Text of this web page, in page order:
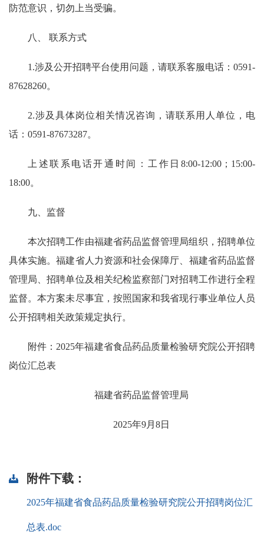
防范意识，切勿上当受骗。
八、 联系方式
1.涉及公开招聘平台使用问题，请联系客服电话：0591-
87628260。
2.涉及具体岗位相关情况咨询，请联系用人单位，电
话：0591-87673287。
上述联系电话开通时间：工作日8:00-12:00；15:00-
18:00。
九、监督
本次招聘工作由福建省药品监督管理局组织，招聘单位
具体实施。福建省人力资源和社会保障厅、福建省药品监督
管理局、招聘单位及相关纪检监察部门对招聘工作进行全程
监督。本方案未尽事宜，按照国家和我省现行事业单位人员
公开招聘相关政策规定执行。
附件：2025年福建省食品药品质量检验研究院公开招聘
岗位汇总表
福建省药品监督管理局
2025年9月8日
附件下载：
2025年福建省食品药品质量检验研究院公开招聘岗位汇
总表.doc